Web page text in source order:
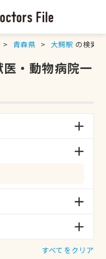
青森県 大鰐駅 の検索
・動物病院一
すべてをクリア